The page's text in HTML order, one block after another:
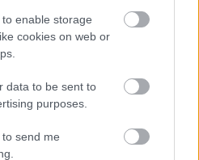
enable storage
cookies on web or
data to be sent to
purposes.
send me